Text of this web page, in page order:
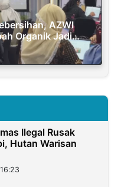
AZWI
Organik Jadi
Ilegal Rusak
Hutan Warisan